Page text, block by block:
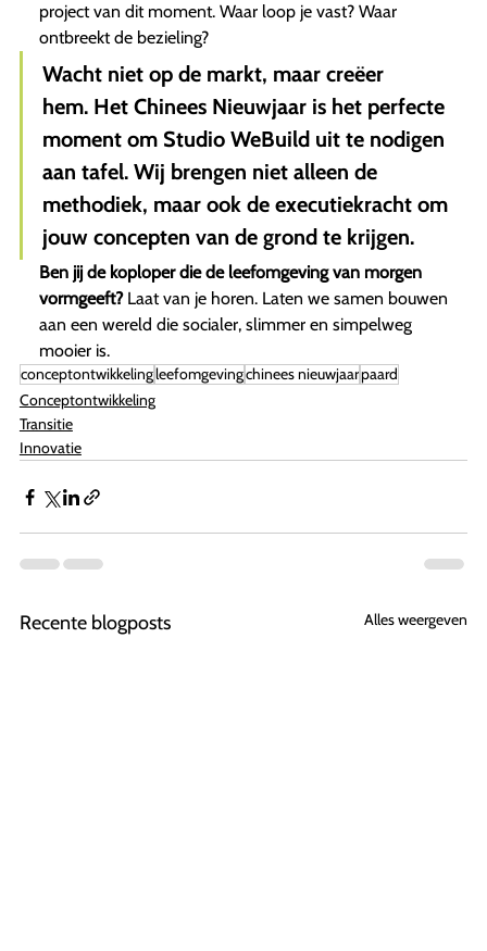
project van dit moment. Waar loop je vast? Waar
ontbreekt de bezieling?
Wacht niet op de markt, maar creëer
hem.Het Chinees Nieuwjaar is het perfecte
moment om Studio WeBuild uit te nodigen
aan tafel. Wij brengen niet alleen de
methodiek, maar ook de executiekracht om
jouw concepten van de grond te krijgen.
Ben jij de koploper die de leefomgeving van morgen
vormgeeft?Laat van je horen. Laten we samen bouwen
aan een wereld die socialer, slimmer en simpelweg
mooier is.
conceptontwikkelingleefomgevingchinees nieuwjaarpaard
Conceptontwikkeling
Transitie
Innovatie
Recente blogposts Alles weergeven